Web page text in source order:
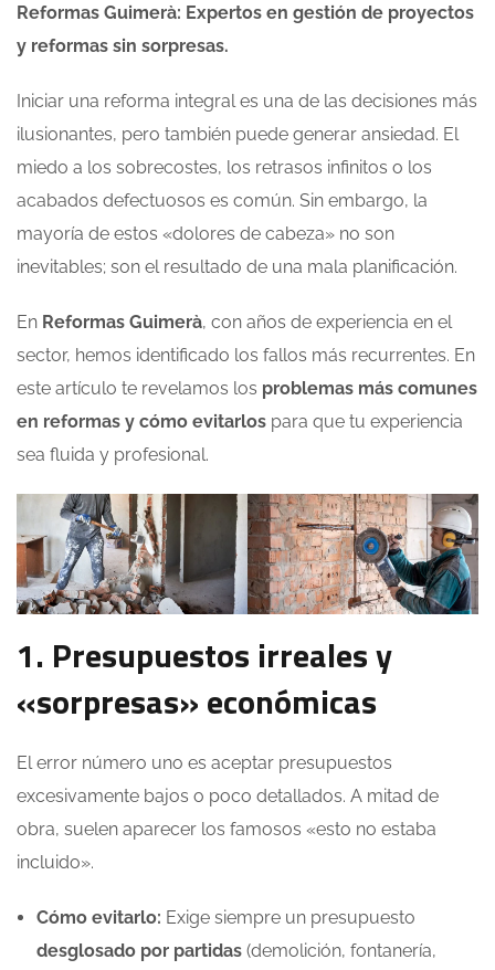
Reformas Guimerà: Expertos en gestión de proyectos
y reformas sin sorpresas.
Iniciar una reforma integral es una de las decisiones más
ilusionantes, pero también puede generar ansiedad. El
miedo a los sobrecostes, los retrasos infinitos o los
acabados defectuosos es común. Sin embargo, la
mayoría de estos «dolores de cabeza» no son
inevitables; son el resultado de una mala planificación.
En Reformas Guimerà, con años de experiencia en el
sector, hemos identificado los fallos más recurrentes. En
este artículo te revelamos los problemas más comunes
en reformas y cómo evitarlos para que tu experiencia
sea fluida y profesional.
1. Presupuestos irreales y
«sorpresas» económicas
El error número uno es aceptar presupuestos
excesivamente bajos o poco detallados. A mitad de
obra, suelen aparecer los famosos «esto no estaba
incluido».
Cómo evitarlo: Exige siempre un presupuesto
desglosado por partidas (demolición, fontanería,